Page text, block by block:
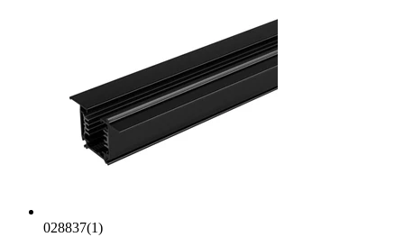
028837(1)